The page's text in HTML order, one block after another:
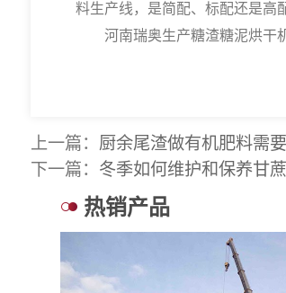
料生产线，是简配、标配还是高
河南瑞奥生产糖渣糖泥烘干
上一篇： 厨余尾渣做有机肥料需
下一篇： 冬季如何维护和保养甘蔗
热销产品